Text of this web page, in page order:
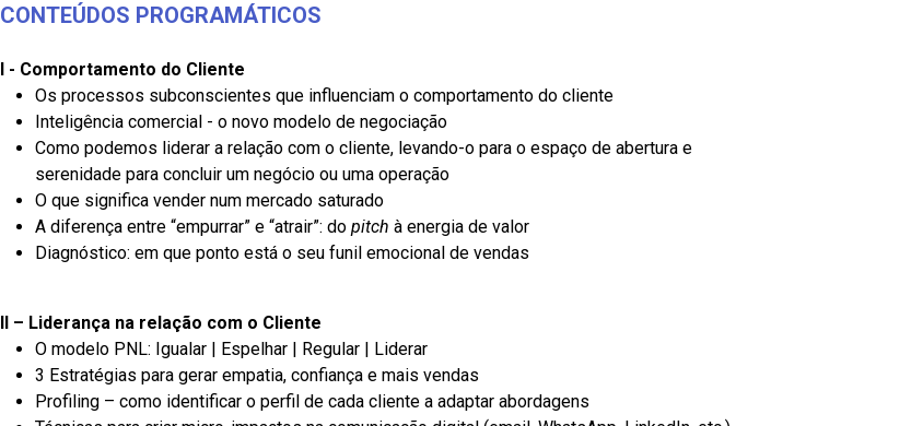
CONTEÚDOS PROGRAMÁTICOS
I - Comportamento do Cliente
Os processos subconscientes que influenciam o comportamento do cliente
Inteligência comercial - o novo modelo de negociação
Como podemos liderar a relação com o cliente, levando-o para o espaço de abertura e
serenidade para concluir um negócio ou uma operação
O que significa vender num mercado saturado
A diferença entre “empurrar” e “atrair”: do pitch à energia de valor
Diagnóstico: em que ponto está o seu funil emocional de vendas
II – Liderança na relação com o Cliente
O modelo PNL: Igualar | Espelhar | Regular | Liderar
3 Estratégias para gerar empatia, confiança e mais vendas
Profiling – como identificar o perfil de cada cliente a adaptar abordagens